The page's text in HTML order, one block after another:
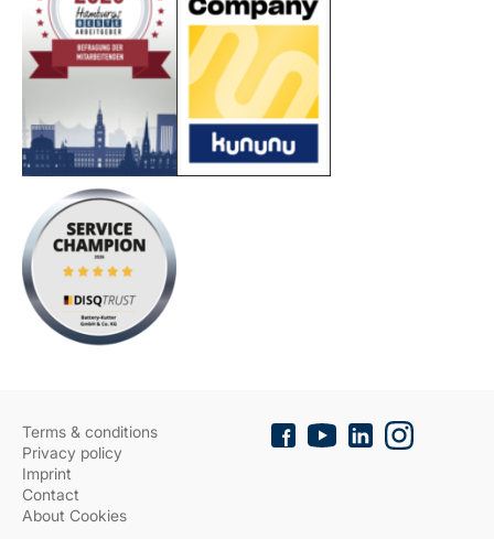
Terms & conditions
Privacy policy
Imprint
Contact
About Cookies